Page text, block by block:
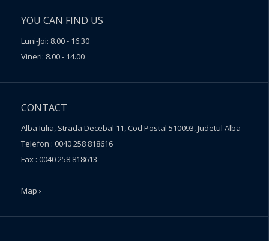
YOU CAN FIND US
Luni-Joi: 8.00 - 16.30
Vineri: 8.00 - 14.00
CONTACT
Alba Iulia, Strada Decebal 11, Cod Postal 510093, Judetul Alba
Telefon : 0040 258 818616
Fax : 0040 258 818613
Map ›